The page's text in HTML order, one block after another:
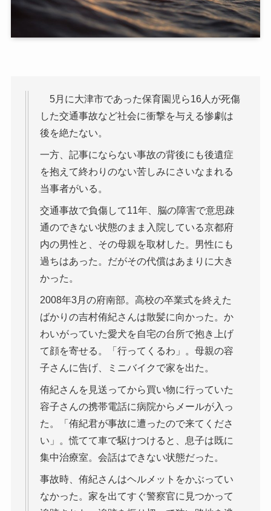
5月に大津市であった保育園児ら16人が死傷
した交通事故など社会に衝撃を与える惨劇は
後を絶たない。
一方、記事にならない事故の背後にも後遺症
を抱えて終わりのない苦しみにさいなまれる
当事者がいる。
交通事故で負傷して11年、脳の障害で意思疎
通のできない状態のまま入院している京都府
内の男性と、その母親を取材した。男性にも
過ちはあった。だがその代償はあまりに大き
かった。
2008年3月の府南部。高校の卒業式を終えた
ばかりの吉村侑紀さんは散髪に向かった。か
わいがっていた愛犬を自宅の台所で抱き上げ
て顔を寄せる。「行ってくるわ」。母親の容
子さんに告げ、ミニバイクで家を出た。
侑紀さんを見送ってから買い物に行っていた
容子さんの携帯電話に病院からメールが入っ
た。「侑紀君が事故に遭ったので来てくださ
い」。慌てて車で駆けつけると、息子は既に
集中治療室。会話はできない状態だった。
事故時、侑紀さんはヘルメットをかぶってい
なかった。家を出てすぐ警察官に見つかって